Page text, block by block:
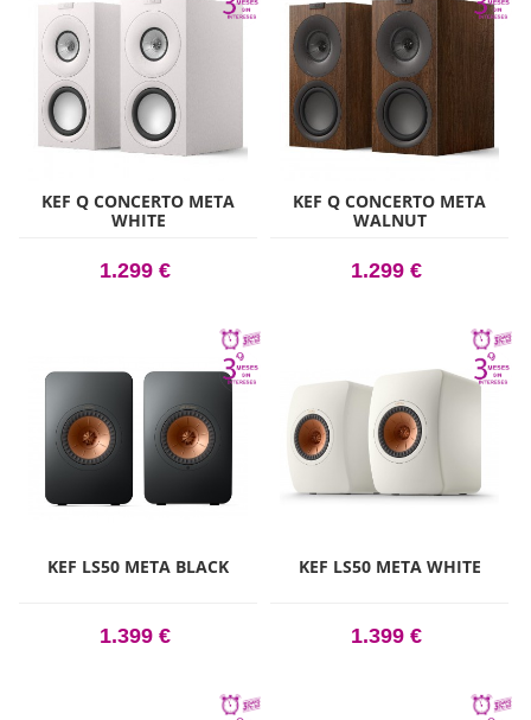
KEF Q CONCERTO META
WHITE
1.299 €
KEF Q CONCERTO META
WALNUT
1.299 €
KEF LS50 META BLACK
1.399 €
KEF LS50 META WHITE
1.399 €